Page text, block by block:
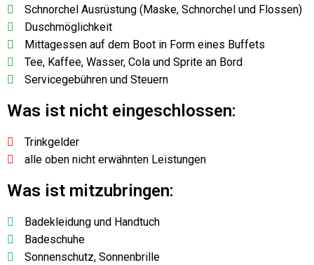
Schnorchel Ausrüstung (Maske, Schnorchel und Flossen)
Duschmöglichkeit
Mittagessen auf dem Boot in Form eines Buffets
Tee, Kaffee, Wasser, Cola und Sprite an Bord
Servicegebühren und Steuern
Was ist nicht eingeschlossen:
Trinkgelder
alle oben nicht erwähnten Leistungen
Was ist mitzubringen:
Badekleidung und Handtuch
Badeschuhe
Sonnenschutz, Sonnenbrille